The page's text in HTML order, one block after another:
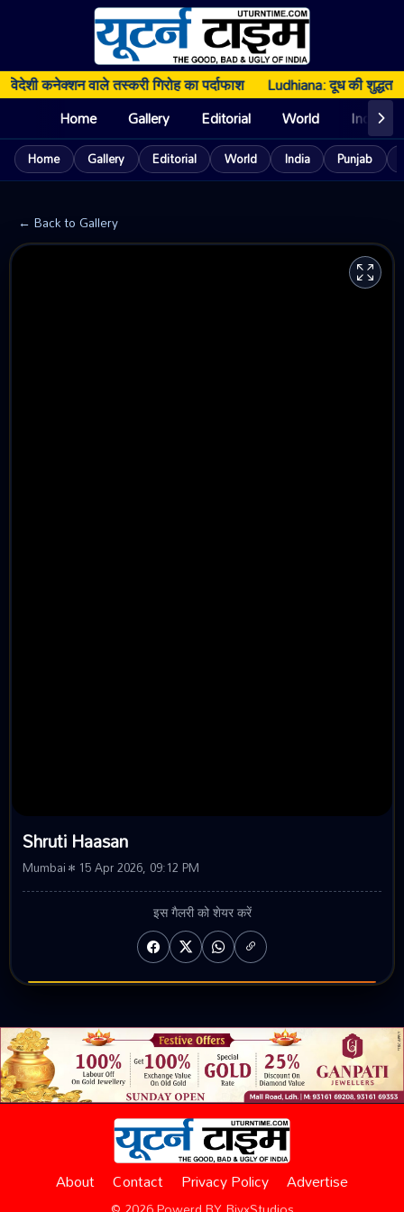
कनेक्शन वाले तस्करी गिरोह का पर्दाफाश Ludhiana: दूध की शुद्धता
Home Gallery Editorial World India
Home Gallery Editorial World India Punjab
← Back to Gallery
Shruti Haasan
Mumbai • 15 Apr 2026, 09:12 PM
इस गैलरी को शेयर करें
About Contact Privacy Policy Advertise